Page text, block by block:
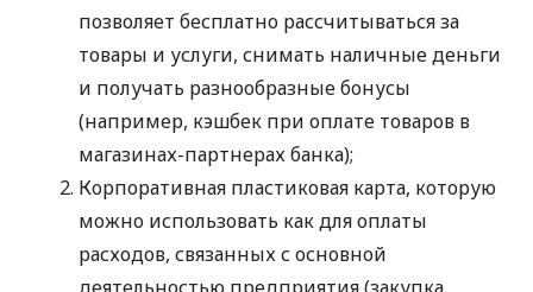
позволяет бесплатно рассчитываться за
товары и услуги, снимать наличные деньги
и получать разнообразные бонусы
(например, кэшбек при оплате товаров в
магазинах-партнерах банка);
Корпоративная пластиковая карта, которую
можно использовать как для оплаты
расходов, связанных с основной